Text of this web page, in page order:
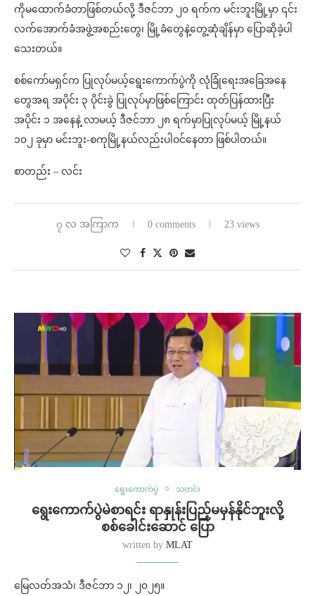
ကိုမထောက်ခံတာဖြစ်တယ်လို့ ဒီဇင်ဘာ ၂၀ ရက်က မင်းဘူးမြို့မှာ ၎င်း
လက်အောက်ခံအဖွဲ့အစည်းတွေ၊ မြို့ခံတွေနဲ့တွေ့ဆုံချိန်မှာ ပြောဆိုခဲ့ပါ
သေးတယ်။
စစ်ကော်မရှင်က ပြုလုပ်မယ့်ရွေးကောက်ပွဲကို လုံခြုံရေးအခြေအနေ
တွေအရ အပိုင်း ၃ ပိုင်းခွဲ ပြုလုပ်မှာဖြစ်ကြောင်း ထုတ်ပြန်ထားပြီး
အပိုင်း ၁ အနေနဲ့ လာမယ့် ဒီဇင်ဘာ ၂၈ ရက်မှာပြုလုပ်မယ့် မြို့နယ်
၁၀၂ ခုမှာ မင်းဘူး-စကုမြို့နယ်လည်းပါဝင်နေတာ ဖြစ်ပါတယ်။
စာတည်း – လင်း
၇ လ အကြာက 0 comments 23 views
ရွေးကောက်ပွဲ သတင်း
ရွေးကောက်ပွဲမဲစာရင်း ရာနှုန်းပြည့်မမှန်နိုင်ဘူးလို့
စစ်ခေါင်းဆောင် ပြော
written by MLAT
မြေလတ်အသံ၊ ဒီဇင်ဘာ ၁၂၊ ၂၀၂၅။